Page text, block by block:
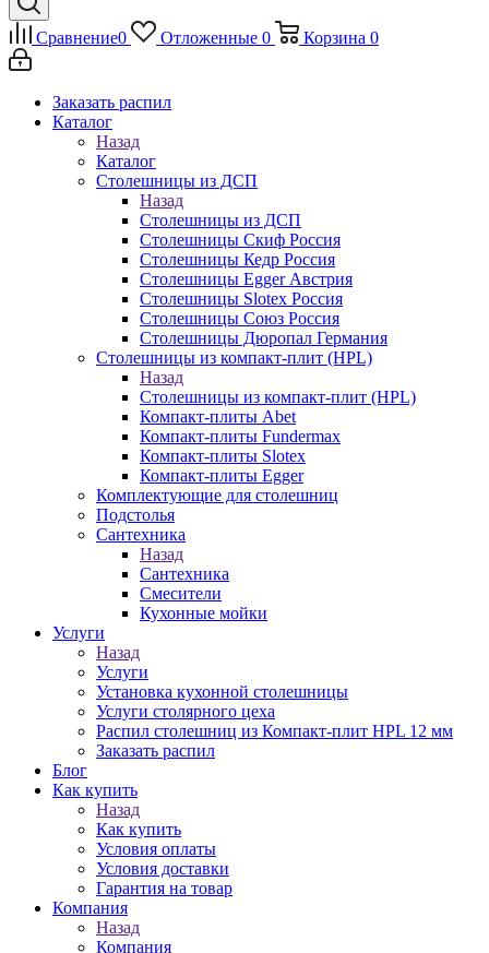
Сравнение0 Отложенные 0 Корзина 0
Заказать распил
Каталог
Назад
Каталог
Столешницы из ДСП
Назад
Столешницы из ДСП
Столешницы Скиф Россия
Столешницы Кедр Россия
Столешницы Egger Австрия
Столешницы Slotex Россия
Столешницы Союз Россия
Столешницы Дюропал Германия
Столешницы из компакт-плит (HPL)
Назад
Столешницы из компакт-плит (HPL)
Компакт-плиты Abet
Компакт-плиты Fundermax
Компакт-плиты Slotex
Компакт-плиты Egger
Комплектующие для столешниц
Подстолья
Сантехника
Назад
Сантехника
Смесители
Кухонные мойки
Услуги
Назад
Услуги
Установка кухонной столешницы
Услуги столярного цеха
Распил столешниц из Компакт-плит HPL 12 мм
Заказать распил
Блог
Как купить
Назад
Как купить
Условия оплаты
Условия доставки
Гарантия на товар
Компания
Назад
Компания